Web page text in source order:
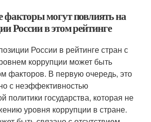
факторы могут повлиять на
России в этом рейтинге
России в рейтинге стран с
коррупции может быть
факторов. В первую очередь, это
с неэффективностью
политики государства, которая не
уровня коррупции в стране.